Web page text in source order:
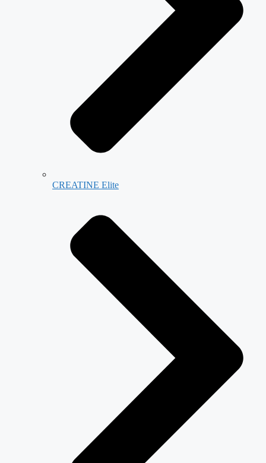
CREATINE Elite